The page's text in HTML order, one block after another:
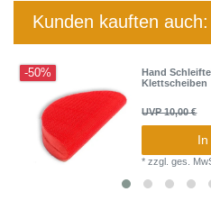
Kunden kauften auch:
-50%
Hand
Klettscheiben
UVP 10,00 €
*zzgl. ges.